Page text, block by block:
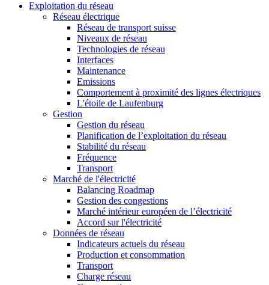
Exploitation du réseau
Réseau électrique
Réseau de transport suisse
Niveaux de réseau
Technologies de réseau
Interfaces
Maintenance
Emissions
Comportement à proximité des lignes électriques
L'étoile de Laufenburg
Gestion
Gestion du réseau
Planification de l’exploitation du réseau
Stabilité du réseau
Fréquence
Transport
Marché de l'électricité
Balancing Roadmap
Gestion des congestions
Marché intérieur européen de l’électricité
Accord sur l'électricité
Données de réseau
Indicateurs actuels du réseau
Production et consommation
Transport
Charge réseau